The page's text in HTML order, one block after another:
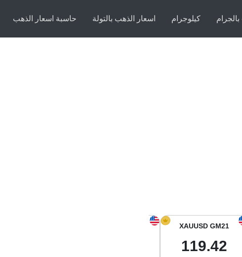
كيلوجرام اسعار الذهب بالتولة حاسبة اسعار الذهب
XAUUSD GM21
119.42